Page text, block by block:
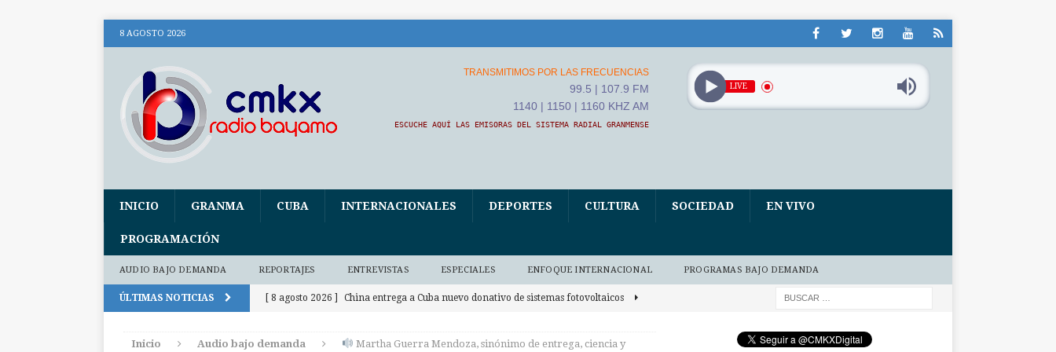
8 AGOSTO 2026
TRANSMITIMOS POR LAS FRECUENCIAS
99.5 | 107.9 FM
1140 | 1150 | 1160 KHZ AM
ESCUCHE AQUÍ LAS EMISORAS DEL SISTEMA RADIAL GRANMENSE
LIVE
INICIO GRANMA CUBA INTERNACIONALES DEPORTES CULTURA SOCIEDAD EN VIVO
PROGRAMACIÓN
AUDIO BAJO DEMANDA REPORTAJES ENTREVISTAS ESPECIALES ENFOQUE INTERNACIONAL PROGRAMAS BAJO DEMANDA
ÚLTIMAS NOTICIAS [ 8 agosto 2026 ] China entrega a Cuba nuevo donativo de sistemas fotovoltaicos
Inicio Audio bajo demanda
Martha Guerra Mendoza, sinónimo de entrega, ciencia y